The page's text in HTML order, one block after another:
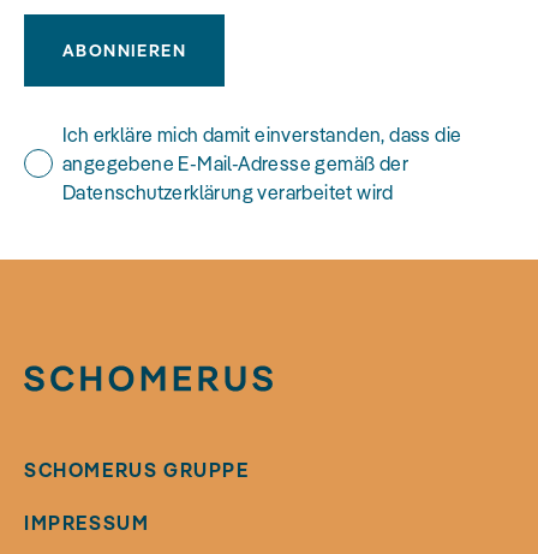
ABONNIEREN
Ich erkläre mich damit einverstanden, dass die
angegebene E-Mail-Adresse gemäß der
Datenschutzerklärung verarbeitet wird
SCHOMERUS GRUPPE
IMPRESSUM